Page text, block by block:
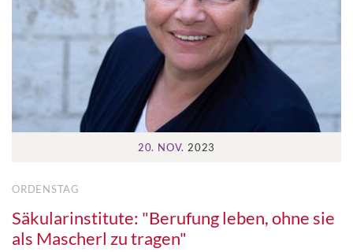
20. NOV. 2023
ORDENSTAG
Säkularinstitute: "Berufung leben, ohne sie
als Mascherl zu tragen"